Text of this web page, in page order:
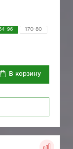
96 170-80
В корзину